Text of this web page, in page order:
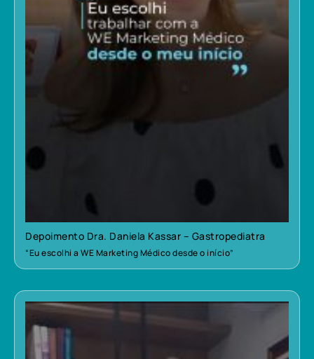
Depoimento Dra. Daniela Kassar – Gastropediatra
“Eu escolhi a WE Marketing Médico desde o início”